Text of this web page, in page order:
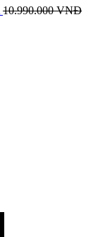
10.990.000VNĐ